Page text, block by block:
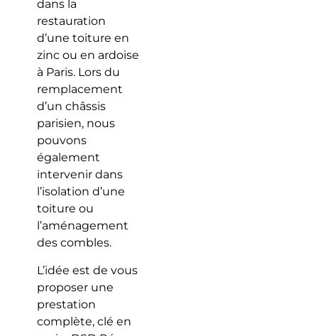
dans la
restauration
d’une toiture en
zinc ou en ardoise
à Paris. Lors du
remplacement
d’un châssis
parisien, nous
pouvons
également
intervenir dans
l’isolation d’une
toiture ou
l’aménagement
des combles.
L’idée est de vous
proposer une
prestation
complète, clé en